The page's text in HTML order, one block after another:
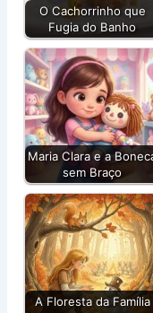
O Cachorrinho que
Fugia do Banho
Maria Clara e a
sem Braço
A Floresta da Família